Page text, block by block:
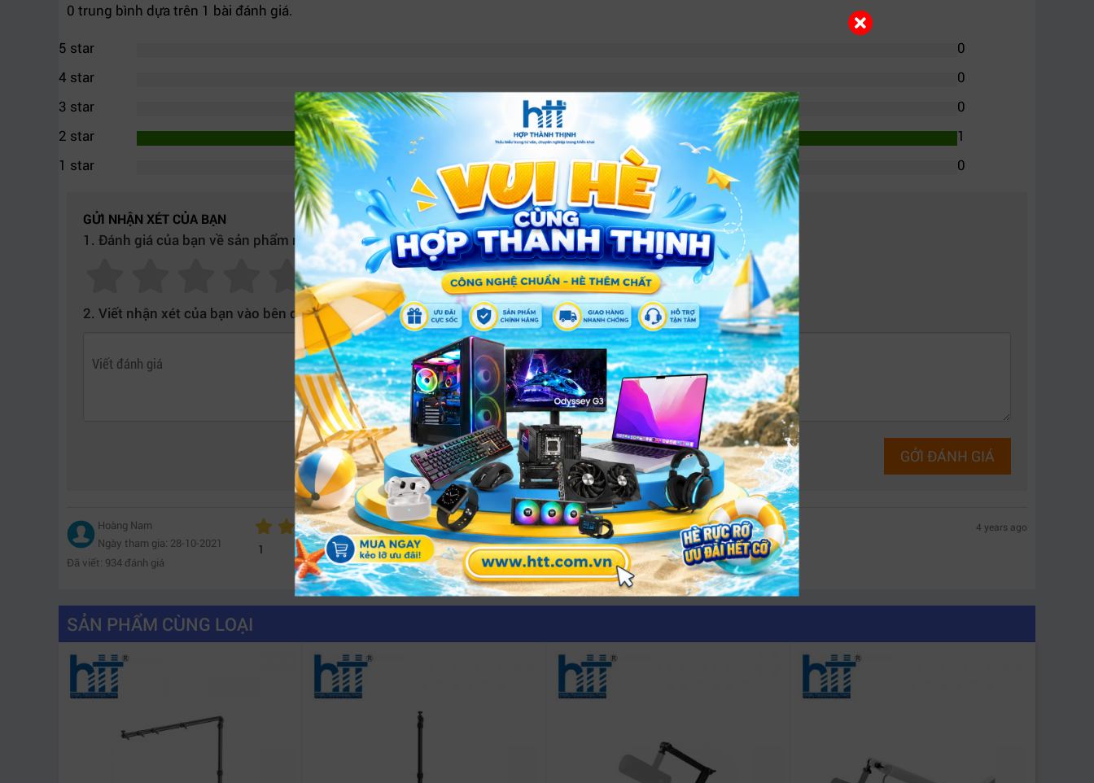
Đế thép nặng 4,8 kg / 10,6 pound mang lại sự ổn định và tính di động cho các ứng dụng lắp đặt.
Ngoài ra bạn cũng có thể tham khảo thêm sản phẩm ởTại Đây
Mọi chi tiết xin vui lòng liên hệ:
CÔNG TY TNHH THƯƠNG MẠI DỊCH VỤ HỢP THÀNH THỊNH
Địa chỉ : 406/55 Cộng Hòa, Phường 13, Tân Bình, Thành phố Hồ Chí Minh
0 trung bình dựa trên 1 bài đánh giá.
5 star
0
4 star
0
3 star
0
2 star
1
1 star
0
GỬI NHẬN XÉT CỦA BẠN
1. Đánh giá của bạn về sản phẩm này:
2. Viết nhận xét của bạn vào bên dưới:
GỞI ĐÁNH GIÁ
Hoàng Nam
Ngày tham gia: 28-10-2021
Đã viết: 934 đánh giá
Trả lời 4 years ago
1
SẢN PHẨM CÙNG LOẠI